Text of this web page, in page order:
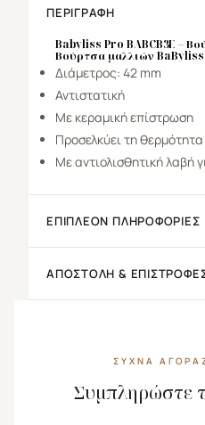
ΠΕΡΙΓΡΑΦΉ
Babyliss Pro BABCB3E –
Βούρτσα μαλλιών
Διάμετρος: 42 mm
Αντιστατική
Με κεραμική επίστρωση
Προσελκύει τη
Με αντιολισθητική λαβή
ΕΠΙΠΛΈΟΝ ΠΛΗΡΟΦΟΡΊΕΣ
ΑΠΟΣΤΟΛΉ &
ΣΥΧΝΆ
Συμπληρώστε